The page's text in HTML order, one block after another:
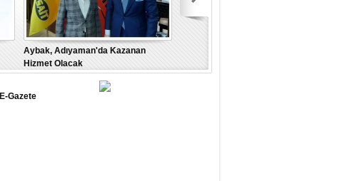
Aybak, Adıyaman'da Kazanan
Hizmet Olacak
E-Gazete